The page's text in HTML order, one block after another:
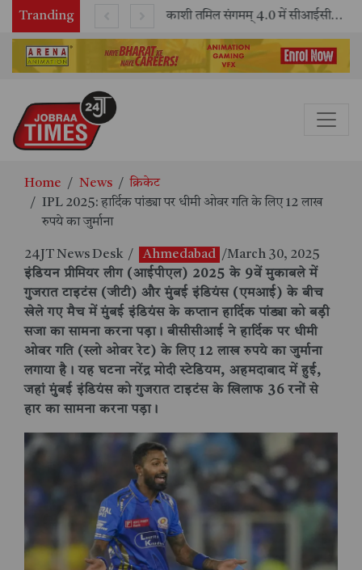
Tranding काशी तमिल संगमम् 4.0 में सीआईसीटी का स्टॉल बना तमिल भाषा और संस्कृति का केंद्र, ‘तमिल करकलाम’ से सीखना हुआ सरल
Home News
क्रिकेट
IPL 2025: हार्दिक पांड्या पर धीमी ओवर गति के लिए 12 लाख
रुपये का जुर्माना
24JT News Desk / Ahmedabad /March 30, 2025
इंडियन प्रीमियर लीग (आईपीएल) 2025 के 9वें मुकाबले में
गुजरात टाइटंस (जीटी) और मुंबई इंडियंस (एमआई) के बीच
खेले गए मैच में मुंबई इंडियंस के कप्तान हार्दिक पांड्या को बड़ी
सजा का सामना करना पड़ा। बीसीसीआई ने हार्दिक पर धीमी
ओवर गति (स्लो ओवर रेट) के लिए 12 लाख रुपये का जुर्माना
लगाया है। यह घटना नरेंद्र मोदी स्टेडियम, अहमदाबाद में हुई,
जहां मुंबई इंडियंस को गुजरात टाइटंस के खिलाफ 36 रनों से
हार का सामना करना पड़ा।